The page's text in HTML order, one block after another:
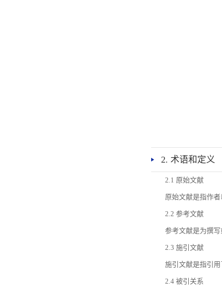
2. 术语和定义
2.1 原始文献
原始文献是指作
2.2 参考文献
参考文献是为撰
2.3 施引文献
施引文献是指引
2.4 被引关系